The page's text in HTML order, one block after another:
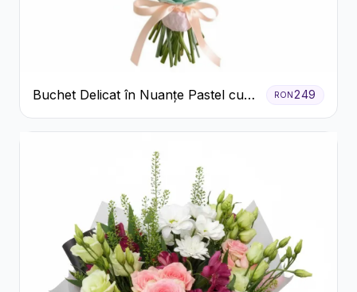
Buchet Delicat în Nuanțe Pastel cu
Trandafiri și Crizanteme Roz
RON249